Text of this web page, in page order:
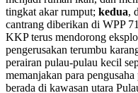
tingkat akar rumput; kedua,
cantrang diberikan di WPP
KKP terus mendorong
pengerusakan terumbu
perairan pulau-pulau kecil
memanjakan para
berada di kawasan utara